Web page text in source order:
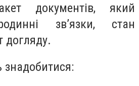
документів, який
зв’язки, стан
догляду.